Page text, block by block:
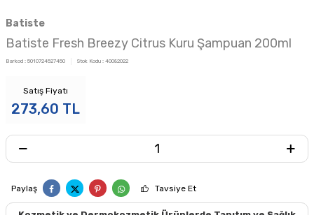
Batiste
Batiste Fresh Breezy Citrus Kuru Şampuan 200ml
Barkod : 5010724527450 Stok Kodu : 40082022
Satış Fiyatı
273,60 TL
Paylaş Tavsiye Et